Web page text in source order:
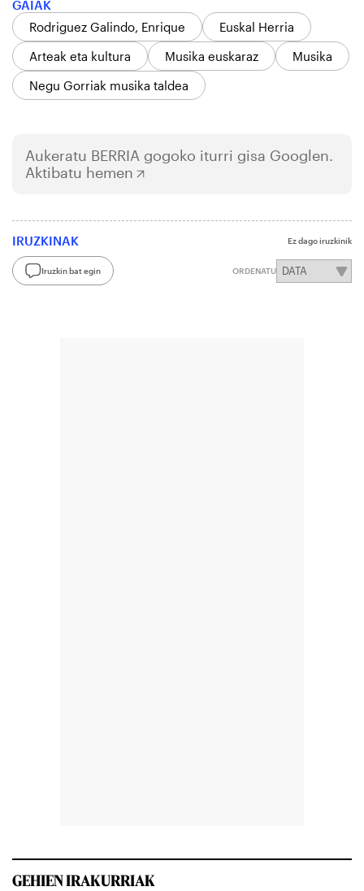
GAIAK
Rodriguez Galindo, Enrique
Euskal Herria
Arteak eta kultura
Musika euskaraz
Musika
Negu Gorriak musika taldea
Aukeratu BERRIA gogoko iturri gisa Googlen.
Aktibatu hemen
IRUZKINAK Ez dago iruzkinik
Iruzkin bat egin ORDENATU
GEHIEN IRAKURRIAK